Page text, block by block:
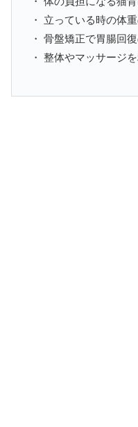
・ 立っている時の体
・ 骨盤矯正で胃腸回
・ 整体やマッサージ